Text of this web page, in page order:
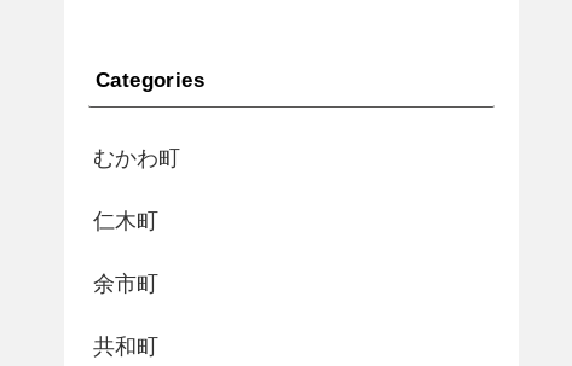
Categories
むかわ町
仁木町
余市町
共和町